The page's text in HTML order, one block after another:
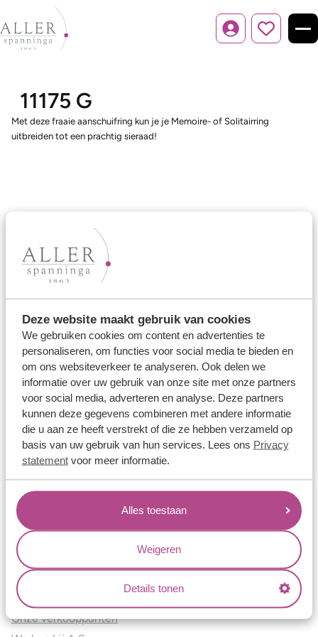
Deze website maakt gebruik van cookies
We gebruiken cookies om content en advertenties te
personaliseren, om functies voor social media te bieden en
om ons websiteverkeer te analyseren. Ook delen we
informatie over uw gebruik van onze site met onze partners
voor social media, adverteren en analyse. Deze partners
kunnen deze gegevens combineren met andere informatie
die u aan ze heeft verstrekt of die ze hebben verzameld op
basis van uw gebruik van hun services. Lees ons Privacy
statementvoor meer informatie.
Alles toestaan
Weigeren
Details tonen
Inloggen
11175 G
Met deze fraaie aanschuifring kun je je Memoire- of Solitairring
uitbreiden tot een prachtig sieraad!
Ons aanbod
Trouwringen
Memoireringen
Verlovingsringen
Vriendschapsringen
Over ons
Aller Spanninga
Historie
Certificaten
Blogs
Jouw voordelen
Conflictvrije Materialen
Oneindig veel mogelijkheden
Kwaliteit
Juweliers & Contact
Onze verkooppunten